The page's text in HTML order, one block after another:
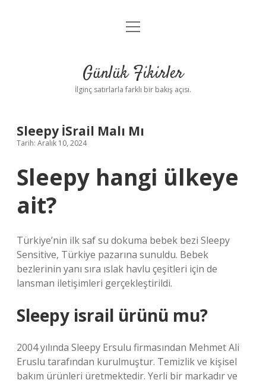
Anasayfa
Yasal Uyarı
menüyü
Günlük Fikirler
İlginç satırlarla farklı bir bakış açısı.
Sleepy İSrail Malı Mı
Tarih: Aralık 10, 2024
Sleepy hangi ülkeye
ait?
Türkiye’nin ilk saf su dokuma bebek bezi Sleepy
Sensitive, Türkiye pazarına sunuldu. Bebek
bezlerinin yanı sıra ıslak havlu çeşitleri için de
lansman iletişimleri gerçekleştirildi.
Sleepy israil ürünü mu?
2004 yılında Sleepy Ersulu firmasından Mehmet Ali
Eruslu tarafından kurulmuştur. Temizlik ve kişisel
bakım ürünleri üretmektedir. Yerli bir markadır ve